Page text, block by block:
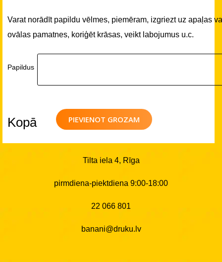
Varat norādīt papildu vēlmes, piemēram, izgriezt uz apaļas
ovālas pamatnes, koriģēt krāsas, veikt labojumus u.c.
Papildus
PIEVIENOT GROZAM
Kopā
Tilta iela 4, Rīga
pirmdiena-piektdiena 9:00-18:00
22 066 801
banani@druku.lv